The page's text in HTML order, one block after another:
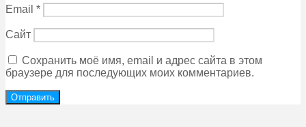
Email *
Сайт
Сохранить моё имя, email и адрес сайта в этом
браузере для последующих моих комментариев.